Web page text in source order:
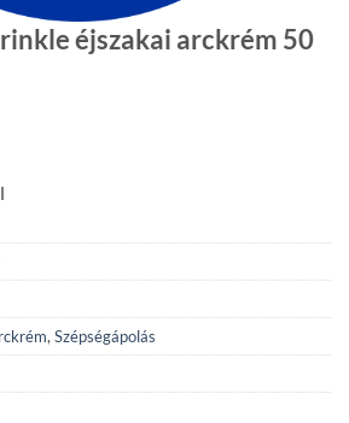
éjszakai arckrém 50
, Szépségápolás